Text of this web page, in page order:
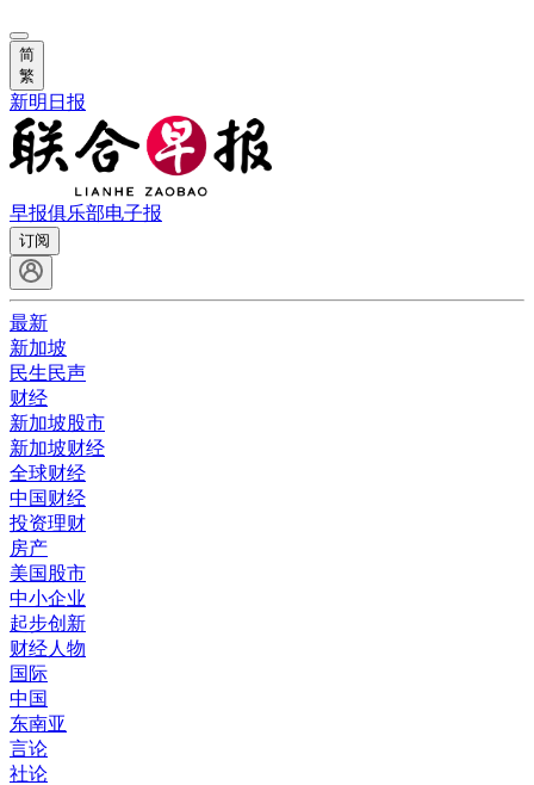
简
繁
新明日报
早报俱乐部电子报
订阅
最新
新加坡
民生民声
财经
新加坡股市
新加坡财经
全球财经
中国财经
投资理财
房产
美国股市
中小企业
起步创新
财经人物
国际
中国
东南亚
言论
社论